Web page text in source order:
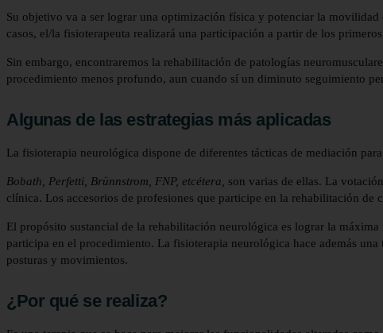
Su objetivo va a ser lograr una optimización física y potenciar la
casos, el/la fisioterapeuta realizará una participación a partir de los
Sin embargo, encontraremos la rehabilitación de patologías
procedimiento menos profundo, aun cuando sí un diminuto seguimiento
Algunas de las estrategias más aplicadas
La fisioterapia neurológica dispone de diferentes tácticas de mediación
Bobath, Perfetti, Brünnstrom, FNP, etcétera,
son varias de ellas. La
clínica. Los accesorios de profesiones que participe en la rehabilitación de
El propósito sustancial de la rehabilitación neurológica es lograr la
participa en el procedimiento. La fisioterapia neurológica hace además una
posturas y movimientos.
¿Por qué se realiza?